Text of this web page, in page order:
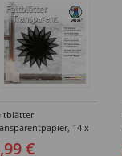
14 x
€